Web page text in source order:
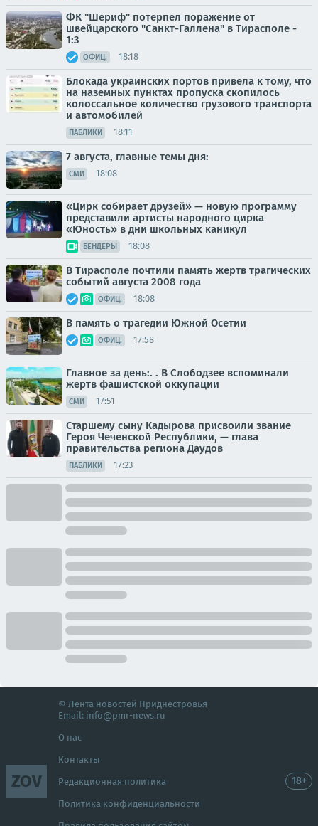
ФК "Шериф" потерпел поражение от
швейцарского "Санкт-Галлена" в Тирасполе -
1:3
ОФИЦ. 18:18
Блокада украинских портов привела к тому, что
на наземных пунктах пропуска скопилось
колоссальное количество грузового транспорта
и автомобилей
ПАБЛИКИ 18:11
7 августа, главные темы дня:
СМИ 18:08
«Цирк собирает друзей» — новую программу
представили артисты народного цирка
«Юность» в дни школьных каникул
БЕНДЕРЫ 18:08
В Тирасполе почтили память жертв трагических
событий августа 2008 года
ОФИЦ. 18:08
В память о трагедии Южной Осетии
ОФИЦ. 17:58
Главное за день:. . В Слободзее вспоминали
жертв фашистской оккупации
СМИ 17:51
Старшему сыну Кадырова присвоили звание
Героя Чеченской Республики, — глава
правительства региона Даудов
ПАБЛИКИ 17:23
ZOV
© Лента новостей Приднестровья
Email: info@pmr-news.ru
О нас
Контакты
Редакционная политика
Политика конфиденциальности
18+